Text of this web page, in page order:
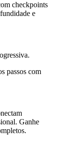
checkpoints
e
passos com
Ganhe